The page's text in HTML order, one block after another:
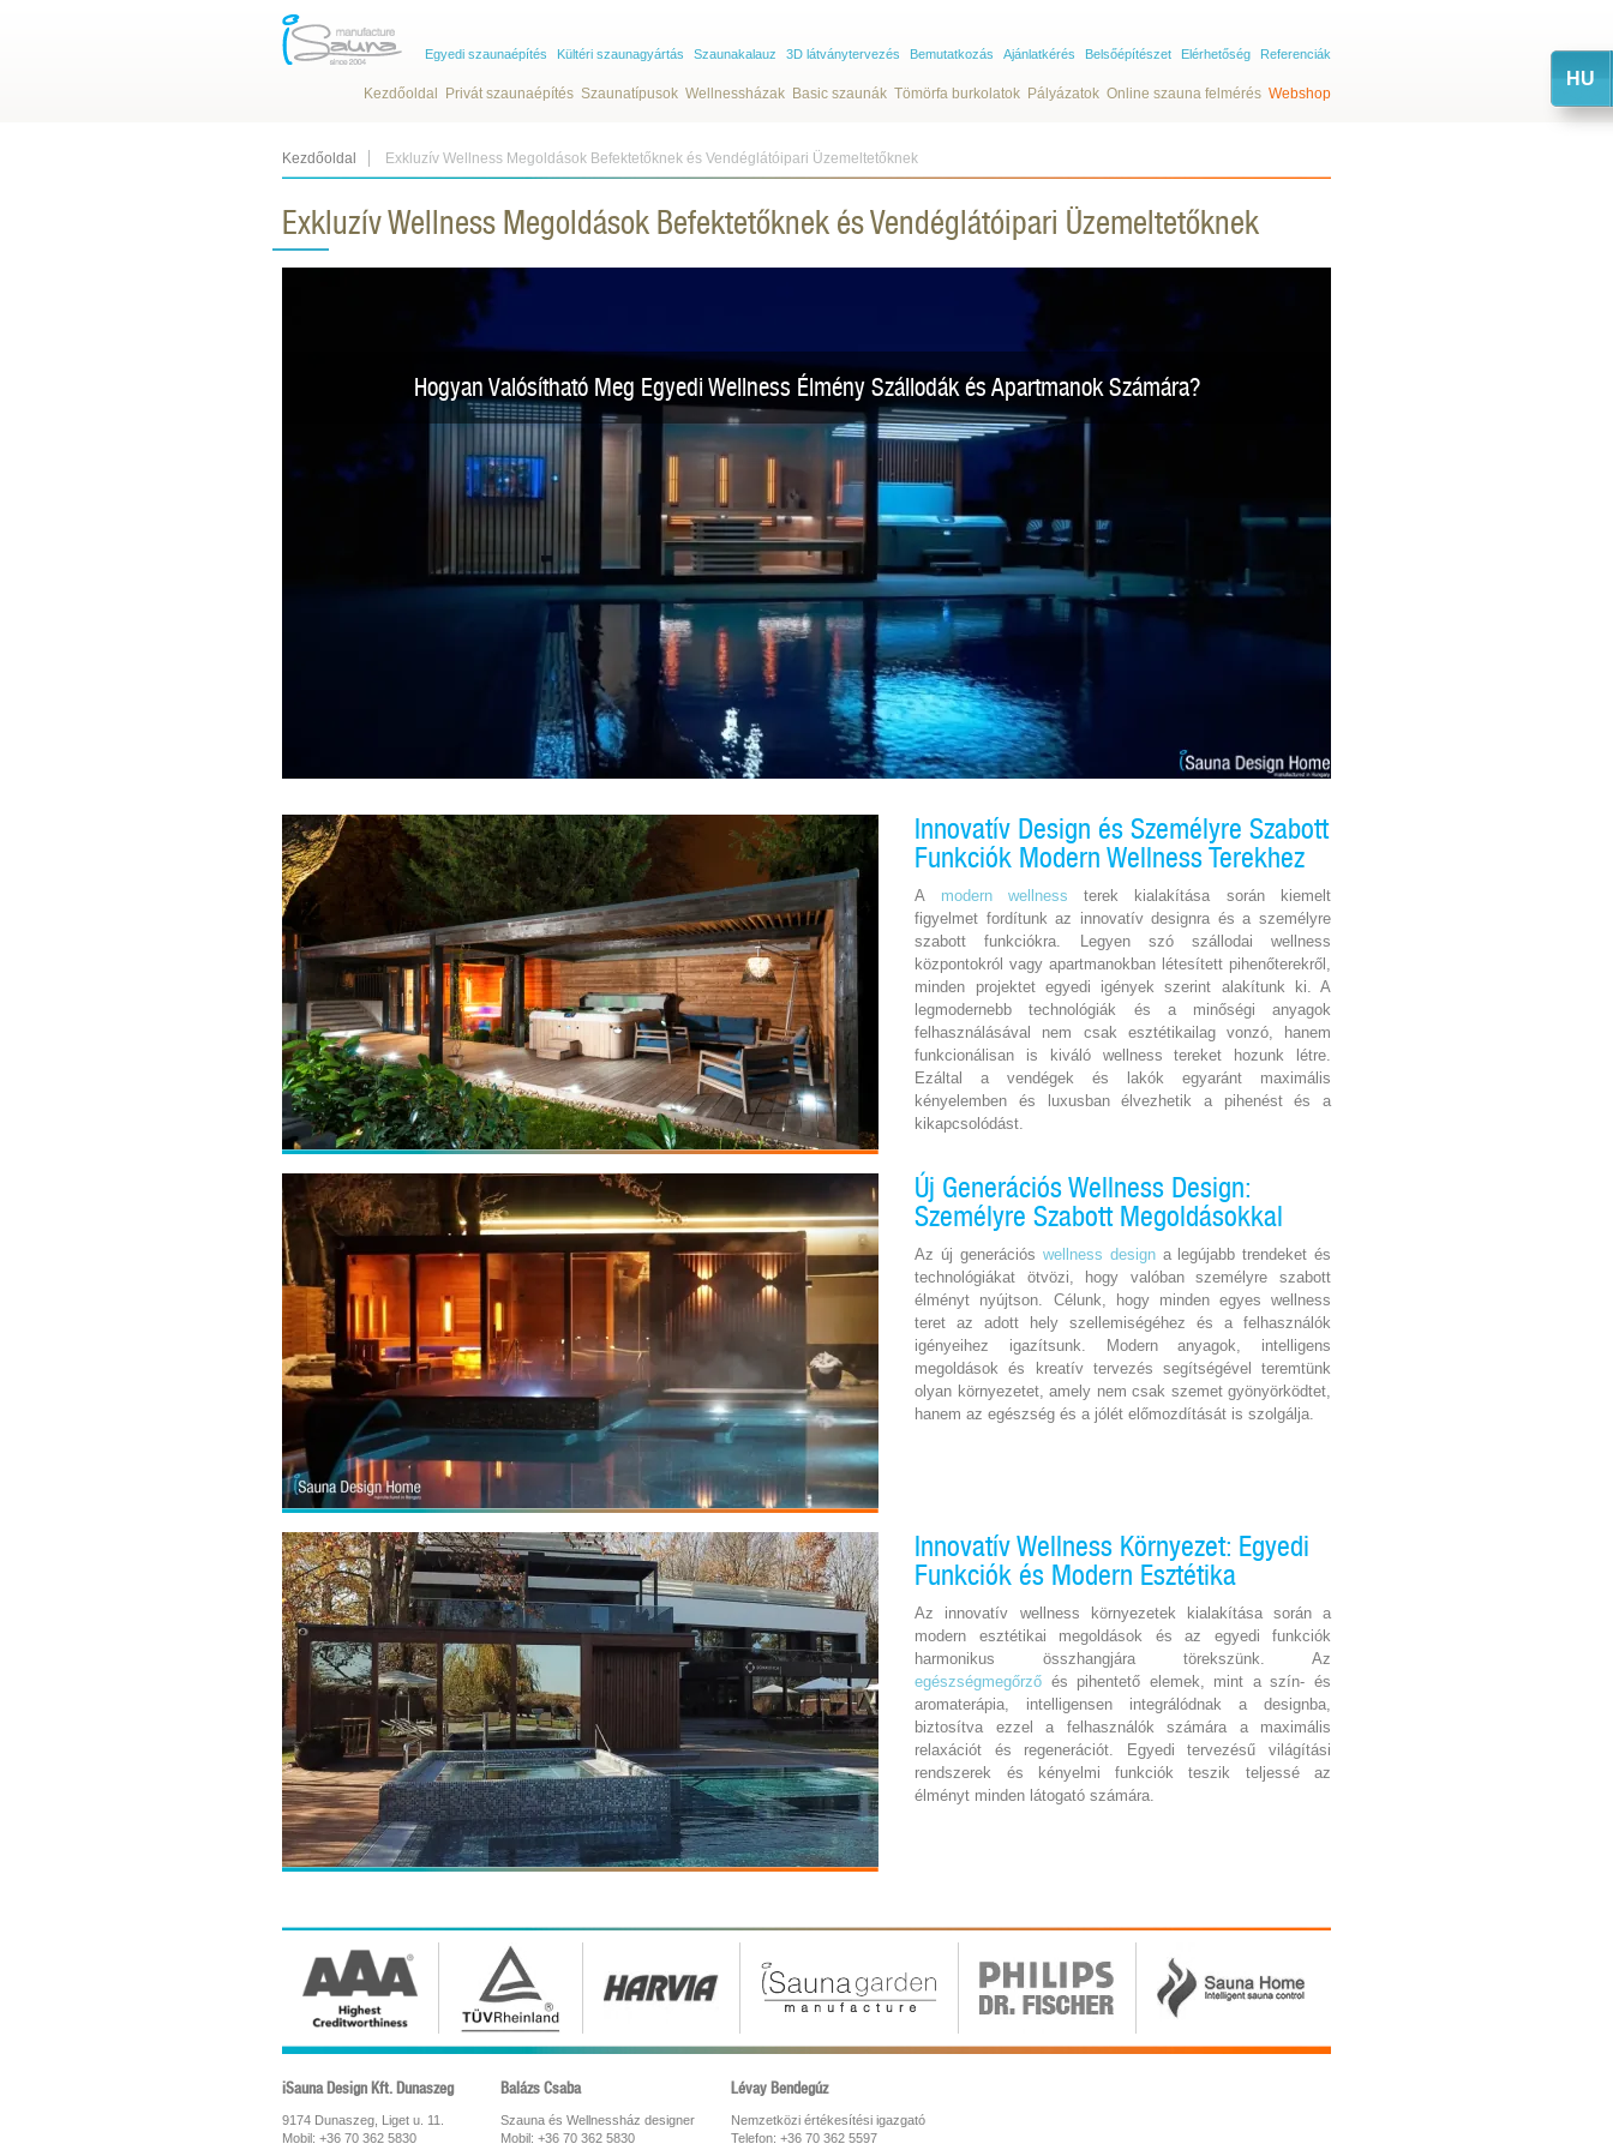
Egyedi szaunaépítés Kültéri szaunagyártás Szaunakalauz 3D látványtervezés Bemutatkozás Ajánlatkérés Belsőépítészet Elérhetőség Referenciák
Kezdőoldal Privát szaunaépítés Szaunatípusok Wellnessházak Basic szaunák Tömörfa burkolatok Pályázatok Online szauna felmérés Webshop
Kezdőoldal Exkluzív Wellness Megoldások Befektetőknek és Vendéglátóipari Üzemeltetőknek
Exkluzív Wellness Megoldások Befektetőknek és Vendéglátóipari Üzemeltetőknek
Hogyan Valósítható Meg Egyedi Wellness Élmény Szállodák és Apartmanok Számára?
Innovatív Design és Személyre Szabott
Funkciók Modern Wellness Terekhez
A modern wellness terek kialakítása során kiemelt
figyelmet fordítunk az innovatív designra és a személyre
szabott funkciókra. Legyen szó szállodai wellness
központokról vagy apartmanokban létesített pihenőterekről,
minden projektet egyedi igények szerint alakítunk ki. A
legmodernebb technológiák és a minőségi anyagok
felhasználásával nem csak esztétikailag vonzó, hanem
funkcionálisan is kiváló wellness tereket hozunk létre.
Ezáltal a vendégek és lakók egyaránt maximális
kényelemben és luxusban élvezhetik a pihenést és a
kikapcsolódást.
Új Generációs Wellness Design:
Személyre Szabott Megoldásokkal
Az új generációs wellness designa legújabb trendeket és
technológiákat ötvözi, hogy valóban személyre szabott
élményt nyújtson. Célunk, hogy minden egyes wellness
teret az adott hely szellemiségéhez és a felhasználók
igényeihez igazítsunk. Modern anyagok, intelligens
megoldások és kreatív tervezés segítségével teremtünk
olyan környezetet, amely nem csak szemet gyönyörködtet,
hanem az egészség és a jólét előmozdítását is szolgálja.
Innovatív Wellness Környezet: Egyedi
Funkciók és Modern Esztétika
Az innovatív wellness környezetek kialakítása során a
modern esztétikai megoldások és az egyedi funkciók
harmonikus összhangjára törekszünk. Az
egészségmegőrző és pihentető elemek, mint a szín- és
aromaterápia, intelligensen integrálódnak a designba,
biztosítva ezzel a felhasználók számára a maximális
relaxációt és regenerációt. Egyedi tervezésű világítási
rendszerek és kényelmi funkciók teszik teljessé az
élményt minden látogató számára.
iSauna Design Kft. Dunaszeg
9174 Dunaszeg, Liget u. 11.
Mobil: +36 70 362 5830
Balázs Csaba
Szauna és Wellnessház designer
Mobil: +36 70 362 5830
Lévay Bendegúz
Nemzetközi értékesítési igazgató
Telefon: +36 70 362 5597
HU